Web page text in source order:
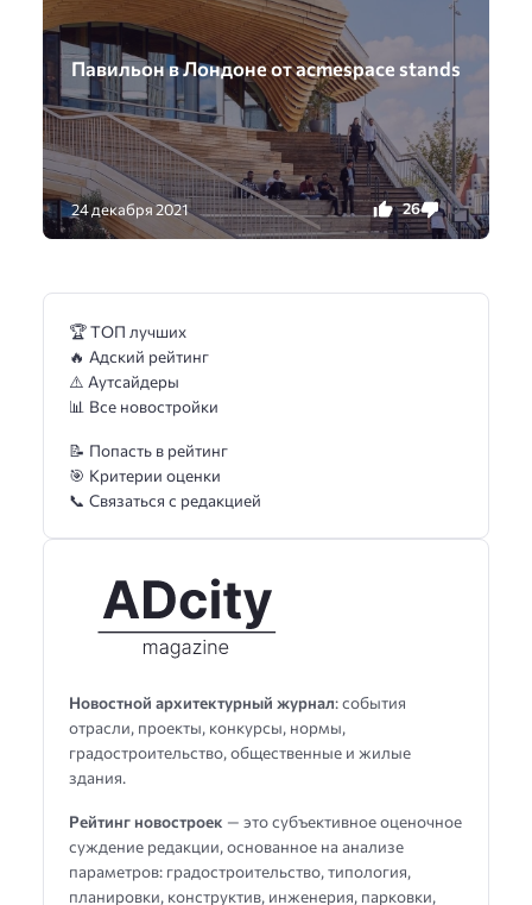
Павильон в Лондоне от acmespace stands
24 декабря 2021 26 0
Новостной архитектурный журнал: события
отрасли, проекты, конкурсы, нормы,
градостроительство, общественные и жилые
здания.
Рейтинг новостроек — это субъективное оценочное
суждение редакции, основанное на анализе
параметров: градостроительство, типология,
планировки, конструктив, инженерия, парковки,
🏆 ТОП лучших
🔥 Адский рейтинг
⚠️ Аутсайдеры
📊 Все новостройки
📝 Попасть в рейтинг
🎯 Критерии оценки
📞 Связаться с редакцией